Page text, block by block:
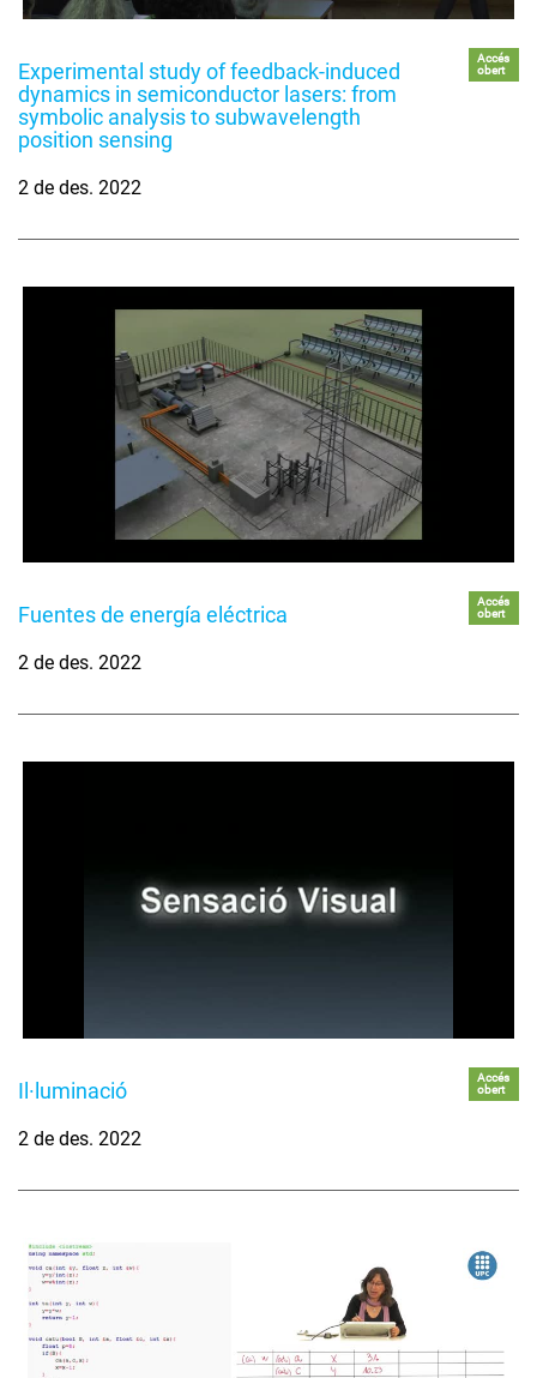
Experimental study of feedback-induced
dynamics in semiconductor lasers: from
symbolic analysis to subwavelength
position sensing
Accés
obert
2 de des. 2022
Fuentes de energía eléctrica
Accés
obert
2 de des. 2022
Il·luminació
Accés
obert
2 de des. 2022